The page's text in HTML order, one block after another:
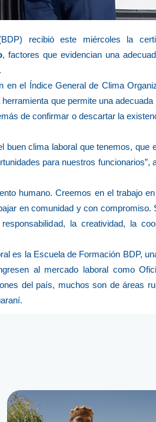
recibió este miércoles la
, factores que evidencian una
el Índice General de Clima
que permite una
de confirmar o descartar la
clima laboral que tenemos, que
para nuestros funcionarios”,
humano. Creemos en el trabajo
en comunidad y con compromiso.
la creatividad, la
es la Escuela de Formación BDP,
al mercado laboral como
del país, muchos son de áreas